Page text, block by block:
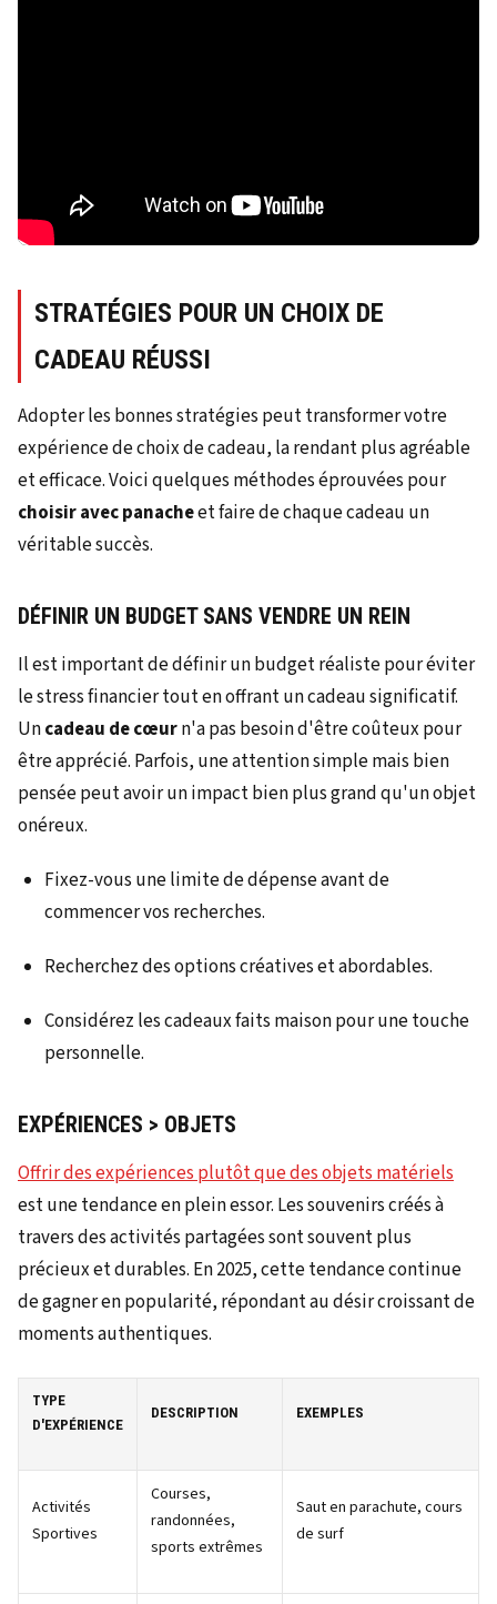
STRATÉGIES POUR UN CHOIX DE
CADEAU RÉUSSI
Adopter les bonnes stratégies peut transformer votre
expérience de choix de cadeau, la rendant plus agréable
et efficace. Voici quelques méthodes éprouvées pour
choisir avec panacheet faire de chaque cadeau un
véritable succès.
DÉFINIR UN BUDGET SANS VENDRE UN REIN
Il est important de définir un budget réaliste pour éviter
le stress financier tout en offrant un cadeau significatif.
Uncadeau de cœurn'a pas besoin d'être coûteux pour
être apprécié. Parfois, une attention simple mais bien
pensée peut avoir un impact bien plus grand qu'un objet
onéreux.
Fixez-vous une limite de dépense avant de
commencer vos recherches.
Recherchez des options créatives et abordables.
Considérez les cadeaux faits maison pour une touche
personnelle.
EXPÉRIENCES > OBJETS
Offrir des expériences plutôt que des objets matériels
est une tendance en plein essor. Les souvenirs créés à
travers des activités partagées sont souvent plus
précieux et durables. En 2025, cette tendance continue
de gagner en popularité, répondant au désir croissant de
moments authentiques.
TYPE
D'EXPÉRIENCE
DESCRIPTION EXEMPLES
Activités
Sportives
Courses,
randonnées,
sports extrêmes
Saut en parachute, cours
de surf